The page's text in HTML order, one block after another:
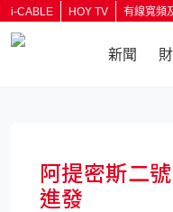
i-CABLE HOY TV 有線寬頻
新聞
阿提密斯二
進發